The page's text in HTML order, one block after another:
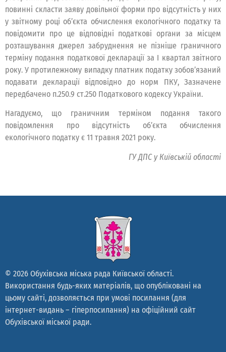
повинні скласти заяву довільної форми про відсутність у них
у звітному році об’єкта обчислення екологічного податку та
повідомити про це відповідні податкові органи за місцем
розташування джерел забруднення не пізніше граничного
терміну подання податкової декларації за І квартал звітного
року. У протилежному випадку платник податку зобов’язаний
подавати декларації відповідно до норм ПКУ, Зазначене
передбачено п.250.9 ст.250 Податкового кодексу України.
Нагадуємо, що граничним терміном подання такого
повідомлення про відсутність об’єкта обчислення
екологічного податку є 11 травня 2021 року.
ГУ ДПС у Київській області
© 2026 Обухівська міська рада Київської області.
Використання будь-яких матеріалів, що опубліковані на
цьому сайті, дозволяється при умові посилання (для
інтернет-видань – гіперпосилання) на офіційний сайт
Обухівської міської ради.